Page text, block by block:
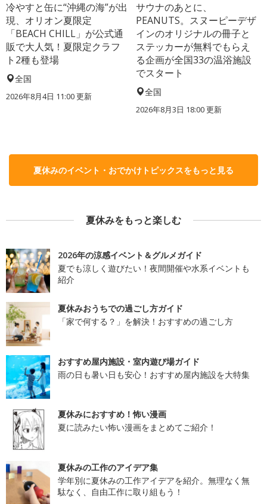
冷やすと缶に“沖縄の海”が出
現、オリオン夏限定
「BEACH CHILL」が公式通
販で大人気！夏限定クラフ
ト2種も登場
全国
2026年8月4日 11:00更新
サウナのあとに、
PEANUTS。スヌーピーデザ
インのオリジナルの冊子と
ステッカーが無料でもらえ
る企画が全国33の温浴施設
でスタート
全国
2026年8月3日 18:00更新
夏休みのイベント・おでかけトピックスをもっと見る
夏休みをもっと楽しむ
2026年の涼感イベント＆グルメガイド
夏でも涼しく遊びたい！夜間開催や水系イベントも
紹介
夏休みおうちでの過ごし方ガイド
「家で何する？」を解決！おすすめの過ごし方
おすすめ屋内施設・室内遊び場ガイド
雨の日も暑い日も安心！おすすめ屋内施設を大特集
夏休みにおすすめ！怖い漫画
夏に読みたい怖い漫画をまとめてご紹介！
夏休みの工作のアイデア集
学年別に夏休みの工作アイデアを紹介。無理なく無
駄なく、自由工作に取り組もう！